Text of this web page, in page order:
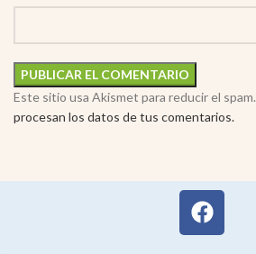
Este sitio usa Akismet para reducir el spam.
procesan los datos de tus comentarios.